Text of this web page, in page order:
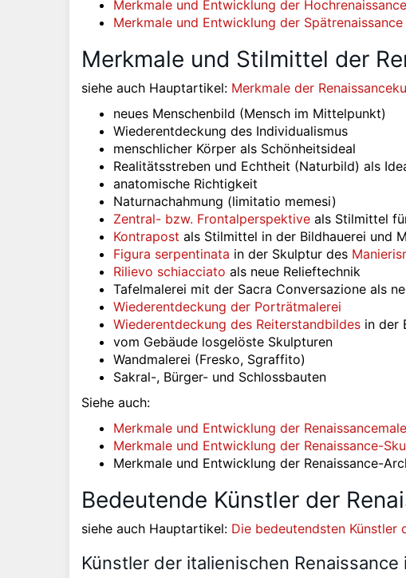
Merkmale und Entwicklung der Hochrenaissance
Merkmale und Entwicklung der Spätrenaissance
Merkmale und Stilmittel der
siehe auch Hauptartikel: Merkmale der
neues Menschenbild (Mensch im Mittelpunkt)
Wiederentdeckung des Individualismus
menschlicher Körper als Schönheitsideal
Realitätsstreben und Echtheit (Naturbild) als
anatomische Richtigkeit
Naturnachahmung (limitatio memesi)
Zentral- bzw. Frontalperspektive als Stilmittel
Kontrapost als Stilmittel in der Bildhauerei und
Figura serpentinata in der Skulptur des
Rilievo schiacciato als neue Relieftechnik
Tafelmalerei mit der Sacra Conversazione als
Wiederentdeckung der Porträtmalerei
Wiederentdeckung des Reiterstandbildes in der
vom Gebäude losgelöste Skulpturen
Wandmalerei (Fresko, Sgraffito)
Sakral-, Bürger- und Schlossbauten
Siehe auch:
Merkmale und Entwicklung der
Merkmale und Entwicklung der Renaissance-
Merkmale und Entwicklung der Renaissance-
Bedeutende Künstler der
siehe auch Hauptartikel: Die bedeutendsten Künstler
Künstler der italienischen